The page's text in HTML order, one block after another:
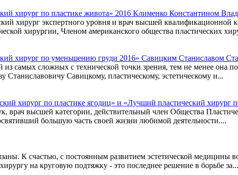
хирург по пластике живота» 2016 Клименко Константином
хирург экспертного уровня и врач высшей квалификационной
хирургии, Членом американского общества пластических
хирург по уменьшению груди 2016» Савицким Станиславом
самых сложных с технической точки зрения, тем не менее она
Станиславовичу Савицкому, пластическому, эстетическому и...
хирург по пластике ягодиц» и «Лучший пластический
высшей категории, действительный член Общества
большую часть своей жизни любимой деятельности....
К счастью, с постоянным развитием эстетической медицины
на круговую подтяжку - это последнее решение в борьбе за...